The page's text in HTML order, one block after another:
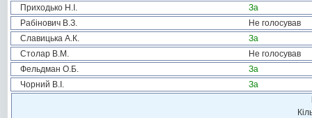
Приходько Н.І.
За
Рабінович В.З.
Не голосував
Славицька А.К.
За
Столар В.М.
Не голосував
Фельдман О.Б.
За
Чорний В.І.
За